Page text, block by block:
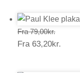
Fra 79,00kr.
79,00kr.
Fra 63,20kr.